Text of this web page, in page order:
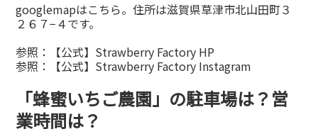
googlemapはこちら。住所は滋賀県草津市北山田町３
２６７−４です。
参照：
【公式】Strawberry Factory HP
参照：
【公式】Strawberry Factory Instagram
「蜂蜜いちご農園」の駐車場は？営
業時間は？